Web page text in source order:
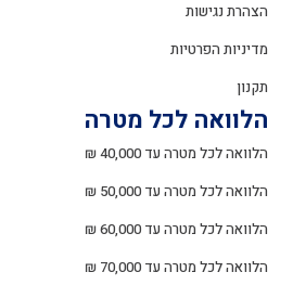
הצהרת נגישות
מדיניות הפרטיות
תקנון
הלוואה לכל מטרה
הלוואה לכל מטרה עד 40,000 ₪
הלוואה לכל מטרה עד 50,000 ₪
הלוואה לכל מטרה עד 60,000 ₪
הלוואה לכל מטרה עד 70,000 ₪